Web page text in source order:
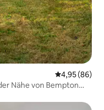
4,95 (86)
Nähe von Bempton